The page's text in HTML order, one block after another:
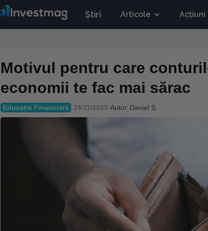
Știri Articole Acțiuni
Motivul pentru care
economii te fac mai sărac
Educație Financiară 24/11/2023 Autor: Daniel S.